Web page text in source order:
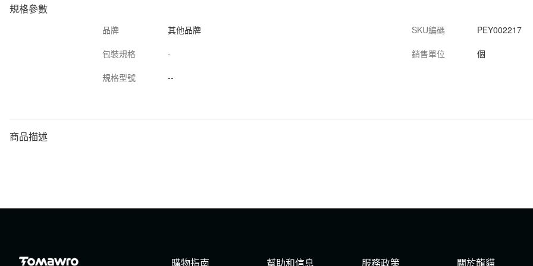
規格參數
品牌 其他品牌 SKU編碼
PEY002217
包裝規格
- 銷售單位
個
規格型號
--
商品描述
購物指南 幫助和信息 服務政策 關於龍貓